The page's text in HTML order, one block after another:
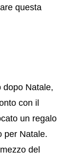
questa
dopo Natale,
con il
un regalo
per Natale.
del